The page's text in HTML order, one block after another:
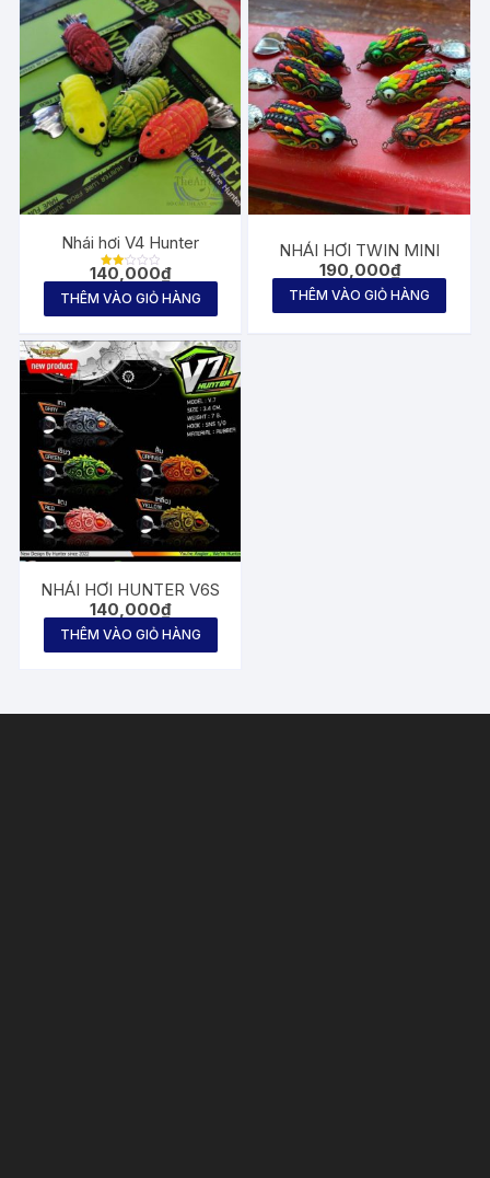
Nhái hơi V4 Hunter
Được
hạng
5
140,000₫
THÊM VÀO GIỎ HÀNG
NHÁI HƠI TWIN MINI
190,000₫
THÊM VÀO GIỎ HÀNG
NHÁI HƠI HUNTER V6S
140,000₫
THÊM VÀO GIỎ HÀNG